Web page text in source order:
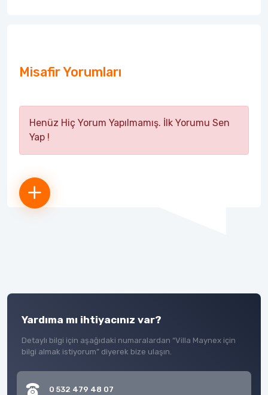
Misafir Yorumları
Henüz Hiç Yorum Yapılmamış. İlk Yorumu Sen
Yap !
Yardıma mı ihtiyacınız var?
Detaylı bilgi için aşağıdaki numaralardan “Villa Maynex için
bilgi almak istiyorum” diyerek bize ulaşın.
0 532 479 48 07